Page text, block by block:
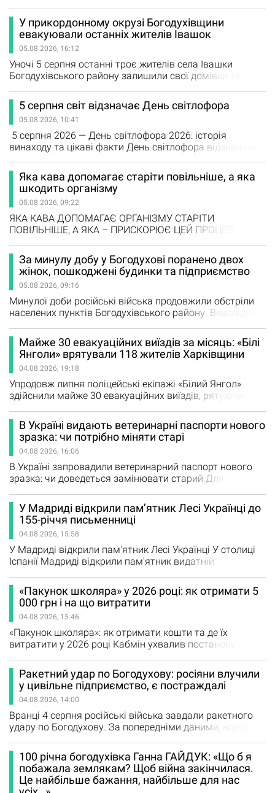
поступово протягом трьох років, а головний акцент
зроблять не на заучуванні матеріалу, а на вмінні
застосовувати знання на практиці. Відповідний наказ
№722 вже зареєстровано в Міністерстві юстиції. Коли
запрацюють…
У прикордонному окрузі Богодухівщини
евакуювали останніх жителів Івашок
05.08.2026, 16:12
Уночі 5 серпня останні троє жителів села Івашки
Богодухівського району залишили свої домівки та
в Івашківському старостинському окрузі більше не
залишилося цивільного населення. Про це повідомив
Суспільному начальник Золочівської селищної
військової адміністрації Віктор Коваленко. За його
словами, евакуація відбулася…
5 серпня світ відзначає День світлофора
05.08.2026, 10:41
5 серпня 2026 — День світлофора 2026: історія
винаходу та цікаві факти День світлофора відзначають
сто років тому в американському місті Клівленд, штат
Огайо. 5 серпня 1914 року на перехресті Евклід-авеню
та Східної 105-ї вулиці встановили систему
електричних сигналів для регулювання руху. Вона
мала…
Яка кава допомагає старіти повільніше, а яка
шкодить організму
05.08.2026, 09:22
ЯКА КАВА ДОПОМАГАЄ ОРГАНІЗМУ СТАРІТИ
ПОВІЛЬНІШЕ, А ЯКА – ПРИСКОРЮЄ ЦЕЙ ПРОЦЕС
кількості прожитих років. Його прискорюють хронічне
запалення, порушення сну, стрибки цукру, високий
рівень холестерину та постійний стрес. Навіть щоденна
чашка кави може або підтримувати організм, або
додавати йому зайвого навантаження.…
За минулу добу у Богодухові поранено двох
жінок, пошкоджені будинки та підприємство
05.08.2026, 09:16
Минулої доби російські війська продовжили обстріли
населених пунктів Богодухівського району. Внаслідок
двоє людей зазнали гострої реакції на стрес. У
Богодухові поранено 61-річну та 44-річну жінок. Ще дві
65-річні жінки звернулися по допомогу через гостру
реакцію на стрес після ворожих ударів. Російські атаки
спричинили…
Майже 30 евакуаційних виїздів за місяць: «Білі
Янголи» врятували 118 жителів Харківщини
04.08.2026, 19:18
Упродовж липня поліцейські екіпажі «Білий Янгол»
здійснили майже 30 евакуаційних виїздів, рятуючи
Допомогу отримали мешканці Куп'янського та
Богодухівського районів, зокрема Великобурлуцької та
Золочівської громад. За місяць правоохоронці
евакуювали 118 людей, серед яких 10 дітей та 33
маломобільні громадяни.…
В Україні видають ветеринарні паспорти нового
зразка: чи потрібно міняти старі
04.08.2026, 16:06
В Україні запровадили ветеринарний паспорт нового
зразка: чи доведеться замінювати старий Для
ветеринарні паспорти нового зразка, однак раніше
оформлені документи залишаються чинними В Україні
запровадили ветеринарний паспорт нового зразка для
домашніх тварин, який відповідає європейським
стандартам. Водночас власникам не…
У Мадриді відкрили пам’ятник Лесі Українці до
155-річчя письменниці
04.08.2026, 15:58
У Мадриді відкрили пам'ятник Лесі Українці У столиці
Іспанії Мадриді відкрили пам'ятник видатній
встановили на площі Plaza de Lesya Ukrainka, названій
на її честь, поруч із посольством України в Іспанії.
Відкриття пам'ятника приурочили до 155-річчя від дня
народження Лесі Українки. Автором скульптури став…
«Пакунок школяра» у 2026 році: як отримати 5
000 грн і на що витратити
04.08.2026, 15:46
«Пакунок школяра»: як отримати кошти та де їх
витратити у 2026 році Кабмін ухвалив постанову
грошової допомоги «Пакунок школяра» для учнів
перших класів. Батьки або законні представники
зможуть отримати 5 000 грн на придбання шкільного
приладдя, одягу та взуття. Постанова від 07.07.2025
№809 «Деякі…
Ракетний удар по Богодухову: росіяни влучили
у цивільне підприємство, є постраждалі
04.08.2026, 14:00
Вранці 4 серпня російські війська завдали ракетного
удару по Богодухову. За попередніми даними, ворог
підприємства. Як повідомив начальник Харківської
обласної військової адміністрації Олег Синєгубов,
внаслідок атаки на території підприємства виникла
пожежа. Наразі відомо про трьох постраждалих. Усім
100 річна богодухівка Ганна ГАЙДУК: «Що б я
побажала землякам? Щоб війна закінчилася.
Це найбільше бажання, найбільше для нас